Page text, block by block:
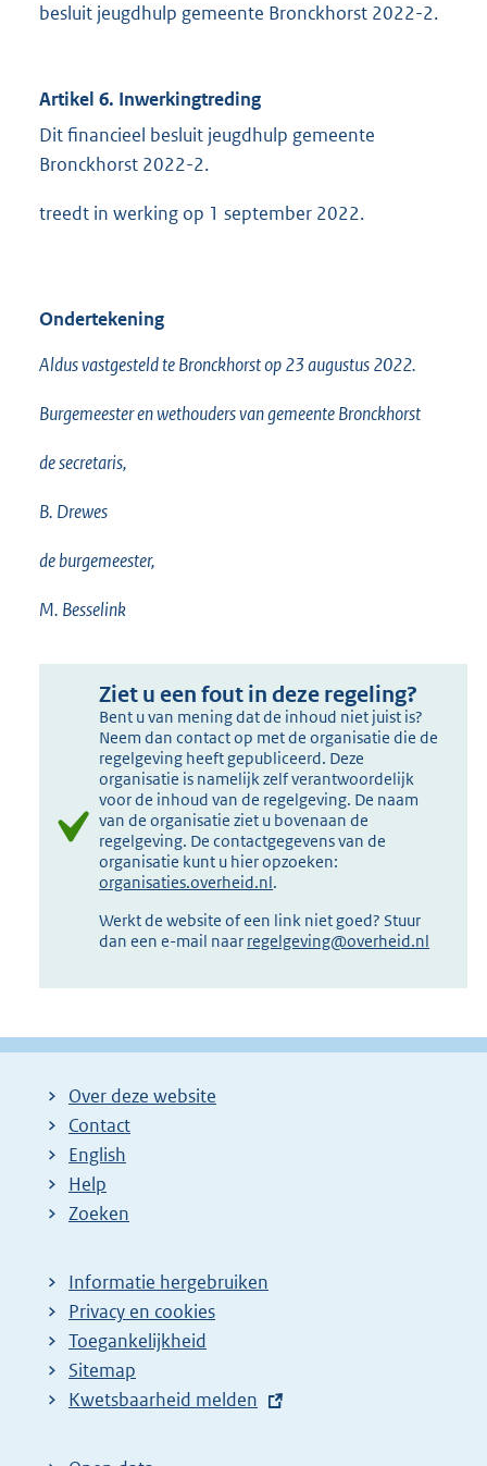
besluit jeugdhulp gemeente Bronckhorst 2022-2.
Artikel 6. Inwerkingtreding
Dit financieel besluit jeugdhulp gemeente
Bronckhorst 2022-2.
treedt in werking op 1 september 2022.
Ondertekening
Aldus vastgesteld te Bronckhorst op 23 augustus 2022.
Burgemeester en wethouders van gemeente Bronckhorst
de secretaris,
B. Drewes
de burgemeester,
M. Besselink
Ziet u een fout in deze regeling?
Bent u van mening dat de inhoud niet juist is?
Neem dan contact op met de organisatie die de
regelgeving heeft gepubliceerd. Deze
organisatie is namelijk zelf verantwoordelijk
voor de inhoud van de regelgeving. De naam
van de organisatie ziet u bovenaan de
regelgeving. De contactgegevens van de
organisatie kunt u hier opzoeken:
organisaties.overheid.nl.
Werkt de website of een link niet goed? Stuur
dan een e-mail naar regelgeving@overheid.nl
Over deze website
Contact
English
Help
Zoeken
Informatie hergebruiken
Privacy en cookies
Toegankelijkheid
Sitemap
E
t
Kwetsbaarheid melden